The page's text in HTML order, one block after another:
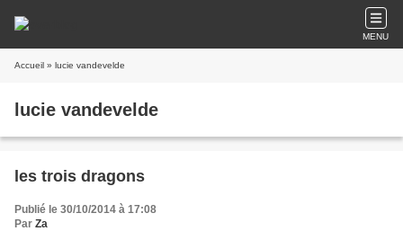
MENU
Accueil » lucie vandevelde
lucie vandevelde
les trois dragons
Publié le 30/10/2014 à 17:08
Par Za